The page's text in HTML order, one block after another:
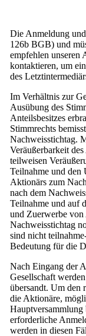
Die Anmeldung
126b BGB) und
empfehlen unseren
kontaktieren, um
des
Im Verhältnis zur
Ausübung des
Anteilsbesitzes
Stimmrechts
Nachweisstichtag.
Veräußerbarkeit
teilweisen
Teilnahme und den
Aktionärs zum
nach dem
Teilnahme und auf
und Zuerwerbe von
Nachweisstichtag
sind nicht
Bedeutung für die
Nach Eingang der
Gesellschaft
übersandt. Um den
die Aktionäre,
erforderliche
werden in diesen